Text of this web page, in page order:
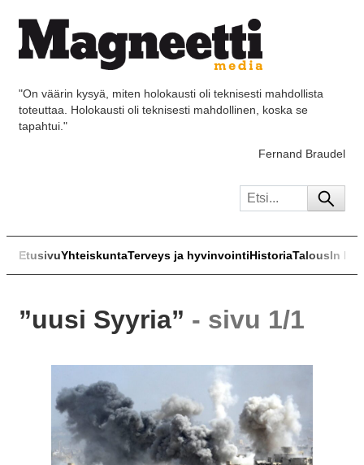
"On väärin kysyä, miten holokausti oli teknisesti mahdollista
toteuttaa. Holokausti oli teknisesti mahdollinen, koska se
tapahtui."
Fernand Braudel
EtusivuYhteiskuntaTerveys ja hyvinvointiHistoriaTalousIn
”uusi Syyria” - sivu 1/1